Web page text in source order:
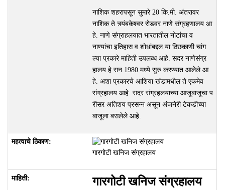
नाशिक शहरापसून सुमारे 20 कि.मी. अंतरावर
नाशिक ते त्र्यंबकेश्वर रोडवर नाणे संग्रहणालय आ
हे. नाणे संग्राहलयात भारतातील नोटांचा व
नाण्यांचा इतिहास व शोधांबद्दल या ठिछकाणी चांग
ल्या प्रकारे माहिती उपलब्ध आहे. सदर नाणेसंग्र
हालय हे सन 1980 मध्ये सुरु करण्यात आलेले आ
हे. अशा प्रकारचे आशिया खंडामधील ते एकमेव
संग्रहालय आहे. सदर संग्रहलयाच्या आजूबाजूचा प
रीसर अतिशय प्रसन्न असून अंजनेरी टेकडीच्या
बाजूला बसलेले आहे.
गारगोटी खनिज संग्रहालय
गारगोटी खनिज संग्रहालय